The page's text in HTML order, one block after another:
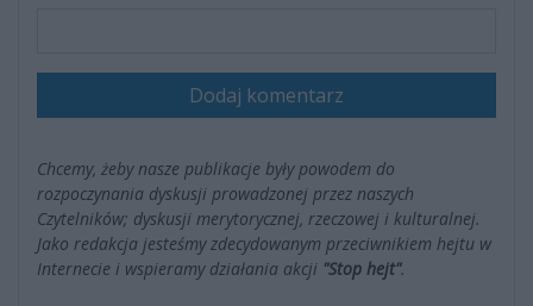
Dodaj komentarz
Chcemy, żeby nasze publikacje były powodem do
rozpoczynania dyskusji prowadzonej przez naszych
Czytelników; dyskusji merytorycznej, rzeczowej i kulturalnej.
Jako redakcja jesteśmy zdecydowanym przeciwnikiem hejtu w
Internecie i wspieramy działania akcji "Stop hejt".